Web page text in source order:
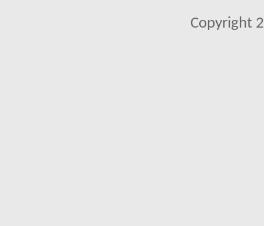
Copyright